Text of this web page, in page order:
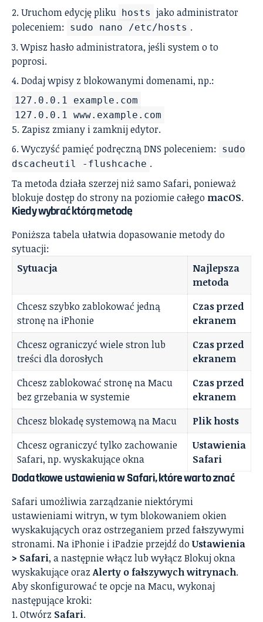
Uruchom edycję pliku hosts jako administrator
poleceniem: sudo nano /etc/hosts .
Wpisz hasło administratora, jeśli system o to
poprosi.
Dodaj wpisy z blokowanymi domenami, np.:
127.0.0.1 example.com
127.0.0.1 www.example.com
Zapisz zmiany i zamknij edytor.
Wyczyść pamięć podręczną DNS poleceniem: sudo
dscacheutil -flushcache .
Ta metoda działa szerzej niż samo Safari, ponieważ
blokuje dostęp do strony na poziomie całego macOS.
Kiedy wybrać którą metodę
Poniższa tabela ułatwia dopasowanie metody do
sytuacji:
Sytuacja
Najlepsza
metoda
Chcesz szybko zablokować jedną
stronę na iPhonie
Czas przed
ekranem
Chcesz ograniczyć wiele stron lub
treści dla dorosłych
Czas przed
ekranem
Chcesz zablokować stronę na Macu
bez grzebania w systemie
Czas przed
ekranem
Chcesz blokadę systemową na Macu
Plik hosts
Chcesz ograniczyć tylko zachowanie
Safari, np. wyskakujące okna
Ustawienia
Safari
Dodatkowe ustawienia w Safari, które warto znać
Safari umożliwia zarządzanie niektórymi
ustawieniami witryn, w tym blokowaniem okien
wyskakujących oraz ostrzeganiem przed fałszywymi
stronami. Na iPhonie i iPadzie przejdź do Ustawienia
> Safari, a następnie włącz lub wyłącz Blokuj okna
wyskakujące orazAlerty o fałszywych witrynach.
Aby skonfigurować te opcje na Macu, wykonaj
następujące kroki:
Otwórz Safari.